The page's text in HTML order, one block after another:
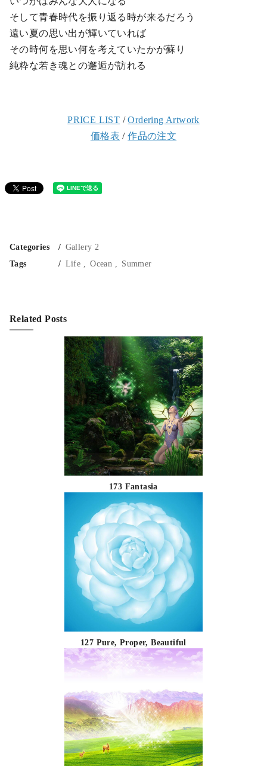
そして青春時代を振り返る時が来るだろう
遠い夏の思い出が輝いていれば
その時何を思い何を考えていたかが蘇り
純粋な若き魂との邂逅が訪れる
PRICE LIST /Ordering Artwork
価格表 /作品の注文
Categories
Gallery 2
Tags
Life Ocean Summer
Related Posts
173 Fantasia
127 Pure, Proper, Beautiful